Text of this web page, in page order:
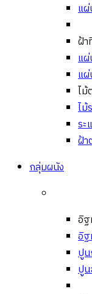
แ
ฝ้า
แ
แ
ไม้
ไม้
ระ
ฝ้า
กลุ่มผนัง
อิฐ
อิฐ
ปูน
ปูน